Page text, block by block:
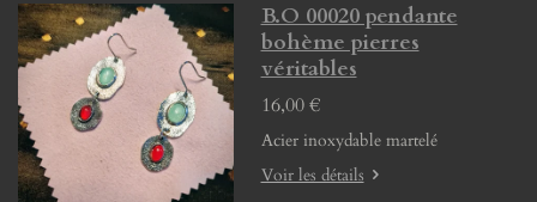
B.O 00020 pendante
bohème pierres
véritables
16,00 €
Acier inoxydable martelé
Voir les détails